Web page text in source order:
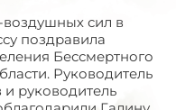
сил в
поздравила
Бессмертного
Руководитель
руководитель